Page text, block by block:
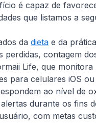
é capaz de
que listamos a
da dieta e da
contagem
Life, que monitora
para celulares iOS
ao nível de
durante os fins
com metas